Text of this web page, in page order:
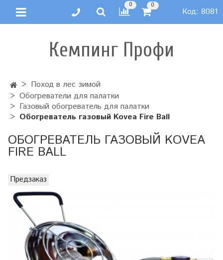
0 0
Код: 8081
Кемпинг Профи
Поход в лес зимой
Обогреватели для палатки
Газовый обогреватель для палатки
Обогреватель газовый Kovea Fire Ball
ОБОГРЕВАТЕЛЬ ГАЗОВЫЙ KOVEA
FIRE BALL
Предзаказ